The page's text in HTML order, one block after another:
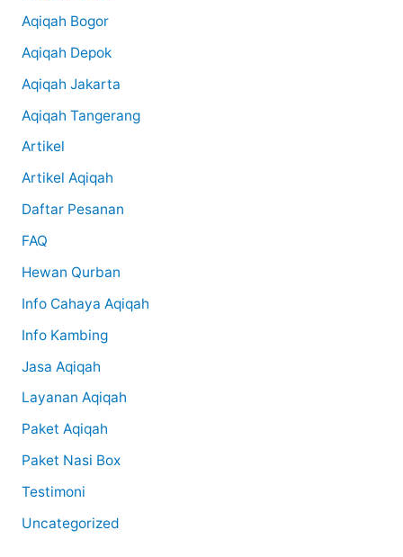
Aqiqah Bogor
Aqiqah Depok
Aqiqah Jakarta
Aqiqah Tangerang
Artikel
Artikel Aqiqah
Daftar Pesanan
FAQ
Hewan Qurban
Info Cahaya Aqiqah
Info Kambing
Jasa Aqiqah
Layanan Aqiqah
Paket Aqiqah
Paket Nasi Box
Testimoni
Uncategorized